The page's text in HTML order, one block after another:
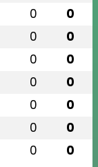
0 0
0 0
0 0
0 0
0 0
0 0
0 0